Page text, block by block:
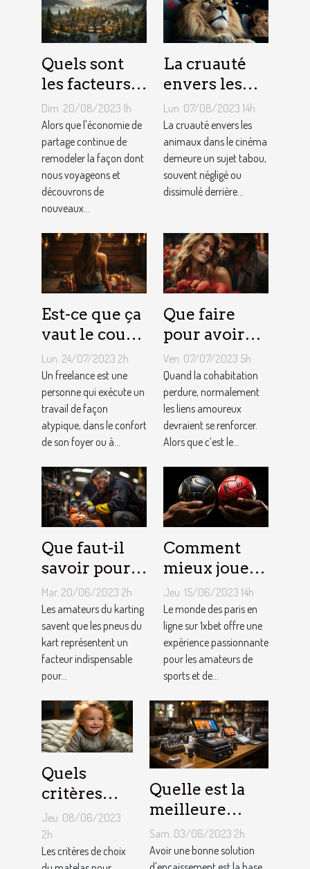
Quels sont
les facteurs
qui sous-
tendent la
tarification
des services
de
conciergerie
Dim. 20/08/2023 1h
Alors que l'économie de
partage continue de
remodeler la façon dont
nous voyageons et
découvrons de
nouveaux...
La cruauté
envers les
animaux
dans le
cinéma : un
sujet tabou
Lun. 07/08/2023 14h
La cruauté envers les
animaux dans le cinéma
demeure un sujet tabou,
souvent négligé ou
dissimulé derrière...
Est-ce que ça
vaut le coup
de devenir
indépendant
?
Lun. 24/07/2023 2h
Un freelance est une
personne qui exécute un
travail de façon
atypique, dans le confort
de son foyer ou à...
Que faire
pour avoir
toujours la
vie rose en
couple ?
Ven. 07/07/2023 5h
Quand la cohabitation
perdure, normalement
les liens amoureux
devraient se renforcer.
Alors que c’est le...
Que faut-il
savoir pour
un meilleur
ajustement
de la
pression des
pneus de
Kart ?
Mar. 20/06/2023 2h
Les amateurs du karting
savent que les pneus du
kart représentent un
facteur indispensable
pour...
Comment
mieux jouer
pour gagner
au jeu
1XBET ?
Jeu. 15/06/2023 14h
Le monde des paris en
ligne sur 1xbet offre une
expérience passionnante
pour les amateurs de
sports et de...
Quels
critères
pour
choisir un
matelas de
Jeu. 08/06/2023
2h
Les critères de choix
Quelle est la
meilleure
solution
d'encaissement
Sam. 03/06/2023 2h
Avoir une bonne solution